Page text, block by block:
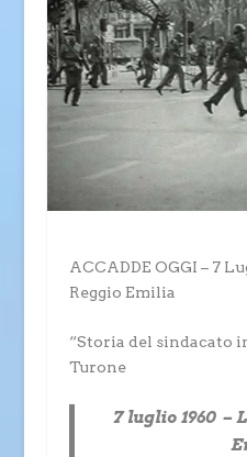
ACCADDE OGGI – 7
Reggio Emilia
“Storia del sindacato
Turone
7 luglio 1960 –